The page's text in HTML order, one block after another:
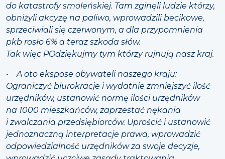
do katastrofy smoleńskiej. Tam zginęli ludzie którzy,
obniżyli akcyzę na paliwo, wprowadzili becikowe,
sprzeciwiali się czerwonym, a dla przypomnienia
pkb rosło 6% a teraz szkoda słów.
Tak więc POdziękujmy tym którzy rujnują nasz kraj.
• A oto ekspose obywateli naszego kraju:
Ograniczyć biurokracje i wydatnie zmniejszyć ilość
urzędników, ustanowić normę ilości urzędników
na 1000 mieszkańców, zaprzestać nękania
i zwalczania przedsiębiorców. Uprościć i ustanowić
jednoznaczną interpretacje prawa, wprowadzić
odpowiedzialność urzędników za swoje decyzje,